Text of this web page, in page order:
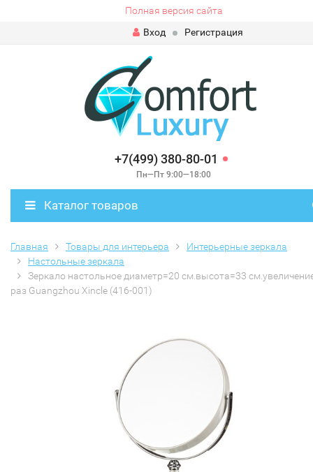
Полная версия сайта
Вход
Регистрация
+7(499) 380-80-01
Пн—Пт 9:00—18:00
Каталог товаров
Главная Товары для интерьера
Интерьерные зеркала
Настольные зеркала
Зеркало настольное диаметр=20 см.высота=33
раз Guangzhou Xincle (416-001)